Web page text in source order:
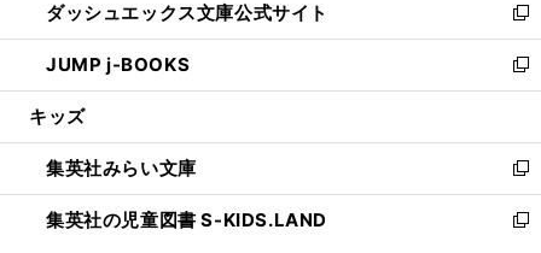
く
ド
ウ
で
開
ィ
ン
ド
ウ
開
く
い
ウ
ィ
ン
ウ
で
開
く
ダッシュエックス文庫公式サイト
新
し
い
ウ
ン
ド
ウ
で
JUMP j-BOOKS
新
し
ウ
ィ
ン
ド
キッズ
集英社みらい文庫
新
し
い
集英社の児童図書 S-KIDS.LAND
新